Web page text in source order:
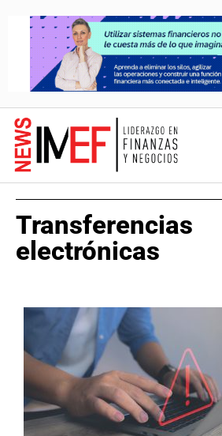
Transferencias
electrónicas